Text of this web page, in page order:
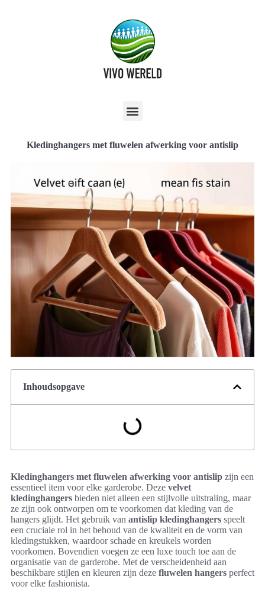
Kledinghangers met fluwelen afwerking voor antislip
Inhoudsopgave
Kledinghangers met fluwelen afwerking voor antislip zijn een
essentieel item voor elke garderobe. Deze velvet
kledinghangers bieden niet alleen een stijlvolle uitstraling, maar
ze zijn ook ontworpen om te voorkomen dat kleding van de
hangers glijdt. Het gebruik van antislip kledinghangers speelt
een cruciale rol in het behoud van de kwaliteit en de vorm van
kledingstukken, waardoor schade en kreukels worden
voorkomen. Bovendien voegen ze een luxe touch toe aan de
organisatie van de garderobe. Met de verscheidenheid aan
beschikbare stijlen en kleuren zijn deze fluwelen hangers perfect
voor elke fashionista.